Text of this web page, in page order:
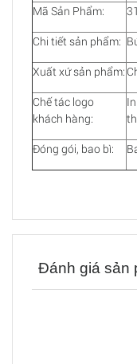
Mã Sản Phẩm:
Chi tiết sản phẩm:
Xuất xứ sản phẩm:
Chế tác logo
khách hàng:
Đóng gói, bao bì:
Đánh giá sản